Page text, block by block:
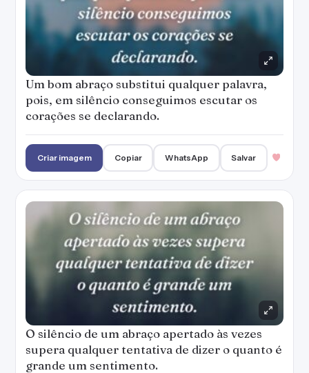
Um bom abraço substitui qualquer palavra,
pois, em silêncio conseguimos escutar os
corações se declarando.
Criar imagem Copiar WhatsApp Salvar
O silêncio de um abraço apertado às vezes
supera qualquer tentativa de dizer o quanto é
grande um sentimento.